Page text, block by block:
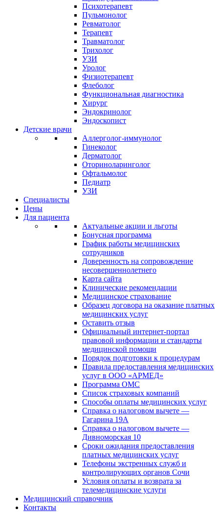
Психотерапевт
Пульмонолог
Ревматолог
Терапевт
Травматолог
Трихолог
УЗИ
Уролог
Физиотерапевт
Флеболог
Функциональная диагностика
Хирург
Эндокринолог
Эндоскопист
Детские врачи
Аллерголог-иммунолог
Гинеколог
Дерматолог
Оториноларинголог
Офтальмолог
Педиатр
УЗИ
Специалисты
Цены
Для пациента
Актуальные акции и льготы
Бонусная программа
График работы медицинских
сотрудников
Доверенность на сопровождение
несовершеннолетнего
Карта сайта
Клинические рекомендации
Медицинское страхование
Образец договора на оказание платных
медицинских услуг
Оставить отзыв
Официальный интернет-портал
правовой информации и стандарты
медицинской помощи
Порядок подготовки к процедурам
Правила предоставления медицинских
услуг в ООО «АРМЕД»
Программа ОМС
Список страховых компаний
Способы оплаты медицинских услуг
Справка о налоговом вычете —
Гагарина 19А
Справка о налоговом вычете —
Дивноморская 10
Сроки ожидания предоставления
платных медицинских услуг
Телефоны экстренных служб и
контролирующих органов Сочи
Условия оплаты и возврата за
телемедицинские услуги
Медицинский справочник
Контакты